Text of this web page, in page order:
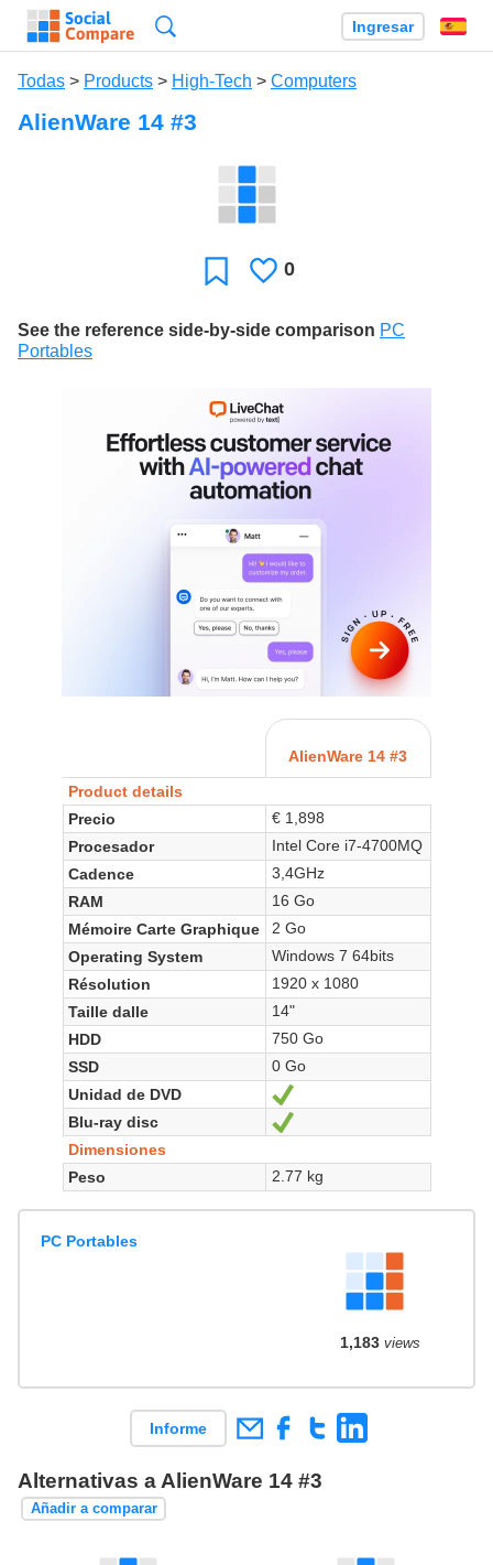
Ingresar
Todas > Products > High-Tech > Computers
AlienWare 14 #3
Favoritos
Le
0
See the reference side-by-side comparison PC
Portables
AlienWare 14 #3
Product details
Precio
€ 1,898
Procesador
Intel Core i7-4700MQ
Cadence
3,4GHz
RAM
16 Go
Mémoire Carte Graphique
2 Go
Operating System
Windows 7 64bits
Résolution
1920 x 1080
Taille dalle
14"
HDD
750 Go
SSD
0 Go
Unidad de DVD
Sí
Blu-ray disc
Dimensiones
Peso
2.77 kg
PC Portables
1,183views
Informe
Alternativas a AlienWare 14 #3
Añadir a comparar